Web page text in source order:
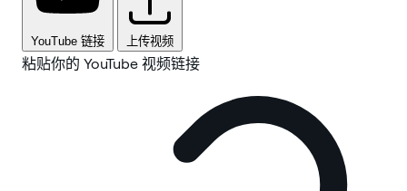
YouTube 链接 上传视频
粘贴你的 YouTube 视频链接